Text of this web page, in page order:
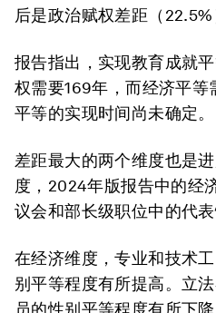
后是政治赋权差距（22.5%
报告指出，实现教育成就
权需要169年，而经济平等
平等的实现时间尚未确定。
差距最大的两个维度也是
度，2024年版报告中的经
议会和部长级职位中的代表
在经济维度，专业和技术
别平等程度有所提高。立
员的性别平等程度有所下降